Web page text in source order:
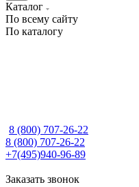
Каталог
По всему сайту
По каталогу
8 (800) 707-26-22
8 (800) 707-26-22
+7(495)940-96-89
Заказать звонок